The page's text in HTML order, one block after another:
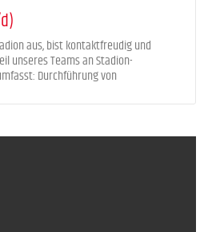
aus, bist kontaktfreudig und
unseres Teams an Stadion-
Durchführung von